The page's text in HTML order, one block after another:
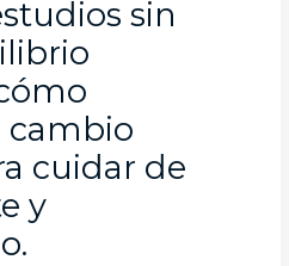
sin
cambio
cuidar de
y